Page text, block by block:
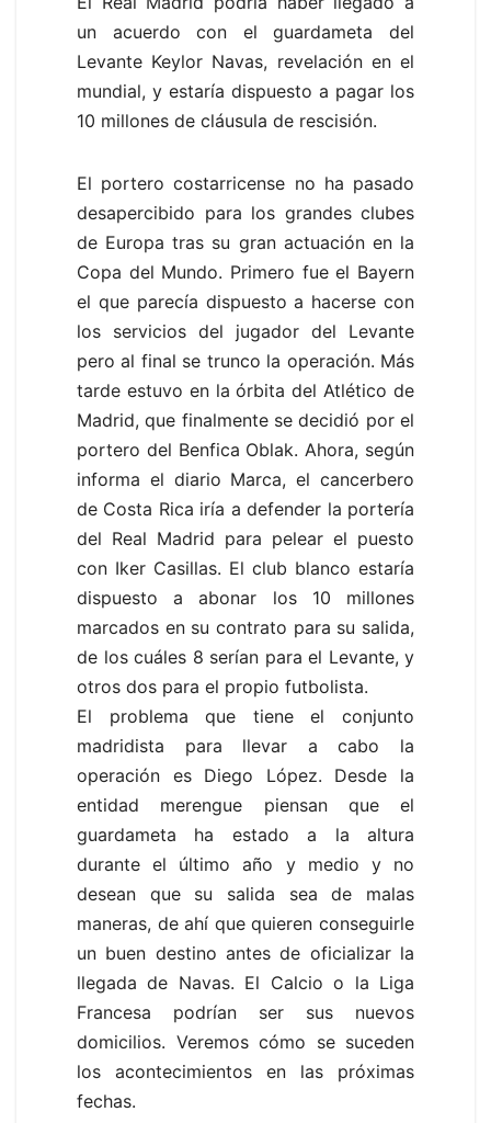
un acuerdo con el guardameta del
Levante Keylor Navas, revelación en el
mundial, y estaría dispuesto a pagar los
10 millones de cláusula de rescisión.
El portero costarricense no ha pasado
desapercibido para los grandes clubes
de Europa tras su gran actuación en la
Copa del Mundo. Primero fue el Bayern
el que parecía dispuesto a hacerse con
los servicios del jugador del Levante
pero al final se trunco la operación. Más
tarde estuvo en la órbita del Atlético de
Madrid, que finalmente se decidió por el
portero del Benfica Oblak. Ahora, según
informa el diario Marca, el cancerbero
de Costa Rica iría a defender la portería
del Real Madrid para pelear el puesto
con Iker Casillas. El club blanco estaría
dispuesto a abonar los 10 millones
marcados en su contrato para su salida,
de los cuáles 8 serían para el Levante, y
otros dos para el propio futbolista.
El problema que tiene el conjunto
madridista para llevar a cabo la
operación es Diego López. Desde la
entidad merengue piensan que el
guardameta ha estado a la altura
durante el último año y medio y no
desean que su salida sea de malas
maneras, de ahí que quieren conseguirle
un buen destino antes de oficializar la
llegada de Navas. El Calcio o la Liga
Francesa podrían ser sus nuevos
domicilios. Veremos cómo se suceden
los acontecimientos en las próximas
fechas.